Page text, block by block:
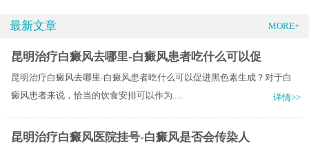
最新文章 MORE+
昆明治疗白癜风去哪里-白癜风患者吃什么可以促
昆明治疗白癜风去哪里-白癜风患者吃什么可以促进黑色素生成？对于白
癜风患者来说，恰当的饮食安排可以作为.....
详情>>
昆明治疗白癜风医院挂号-白癜风是否会传染人